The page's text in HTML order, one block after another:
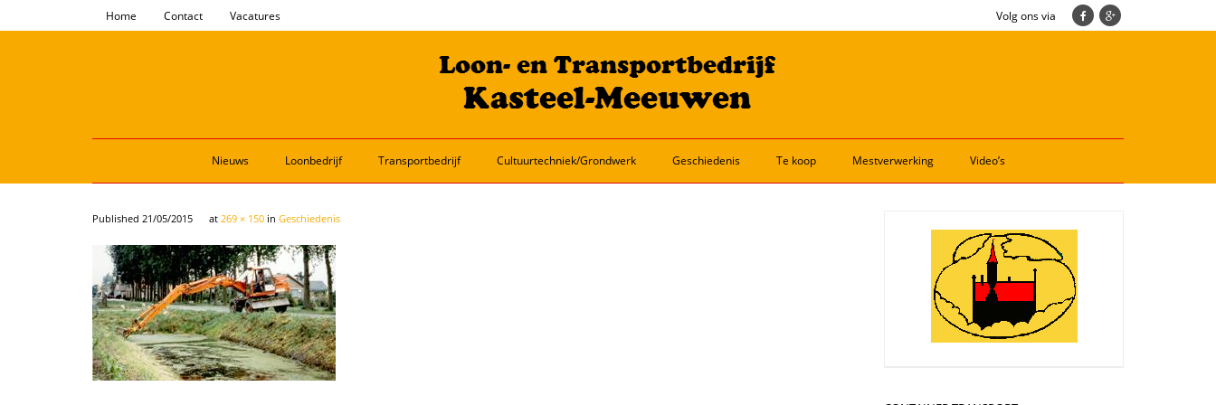
Home Contact Vacatures Volg ons via
Nieuws Loonbedrijf Transportbedrijf Cultuurtechniek/Grondwerk Geschiedenis Te koop Mestverwerking Video’s
Published 21/05/2015 at 269 × 150 in Geschiedenis